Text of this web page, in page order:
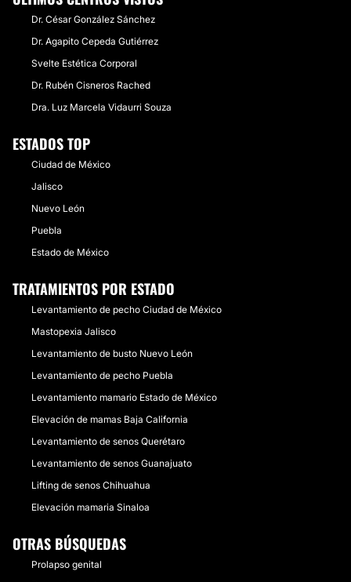
Dr. César González Sánchez
Dr. Agapito Cepeda Gutiérrez
Svelte Estética Corporal
Dr. Rubén Cisneros Rached
Dra. Luz Marcela Vidaurri Souza
ESTADOS TOP
Ciudad de México
Jalisco
Nuevo León
Puebla
Estado de México
TRATAMIENTOS POR ESTADO
Levantamiento de pecho Ciudad de México
Mastopexia Jalisco
Levantamiento de busto Nuevo León
Levantamiento de pecho Puebla
Levantamiento mamario Estado de México
Elevación de mamas Baja California
Levantamiento de senos Querétaro
Levantamiento de senos Guanajuato
Lifting de senos Chihuahua
Elevación mamaria Sinaloa
OTRAS BÚSQUEDAS
Prolapso genital